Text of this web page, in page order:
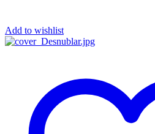
Add to wishlist